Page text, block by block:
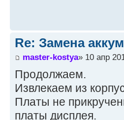
Re: Замена
master-kostya» 10 апр
Продолжаем.
Извлекаем из
Платы не
платы дисплея.